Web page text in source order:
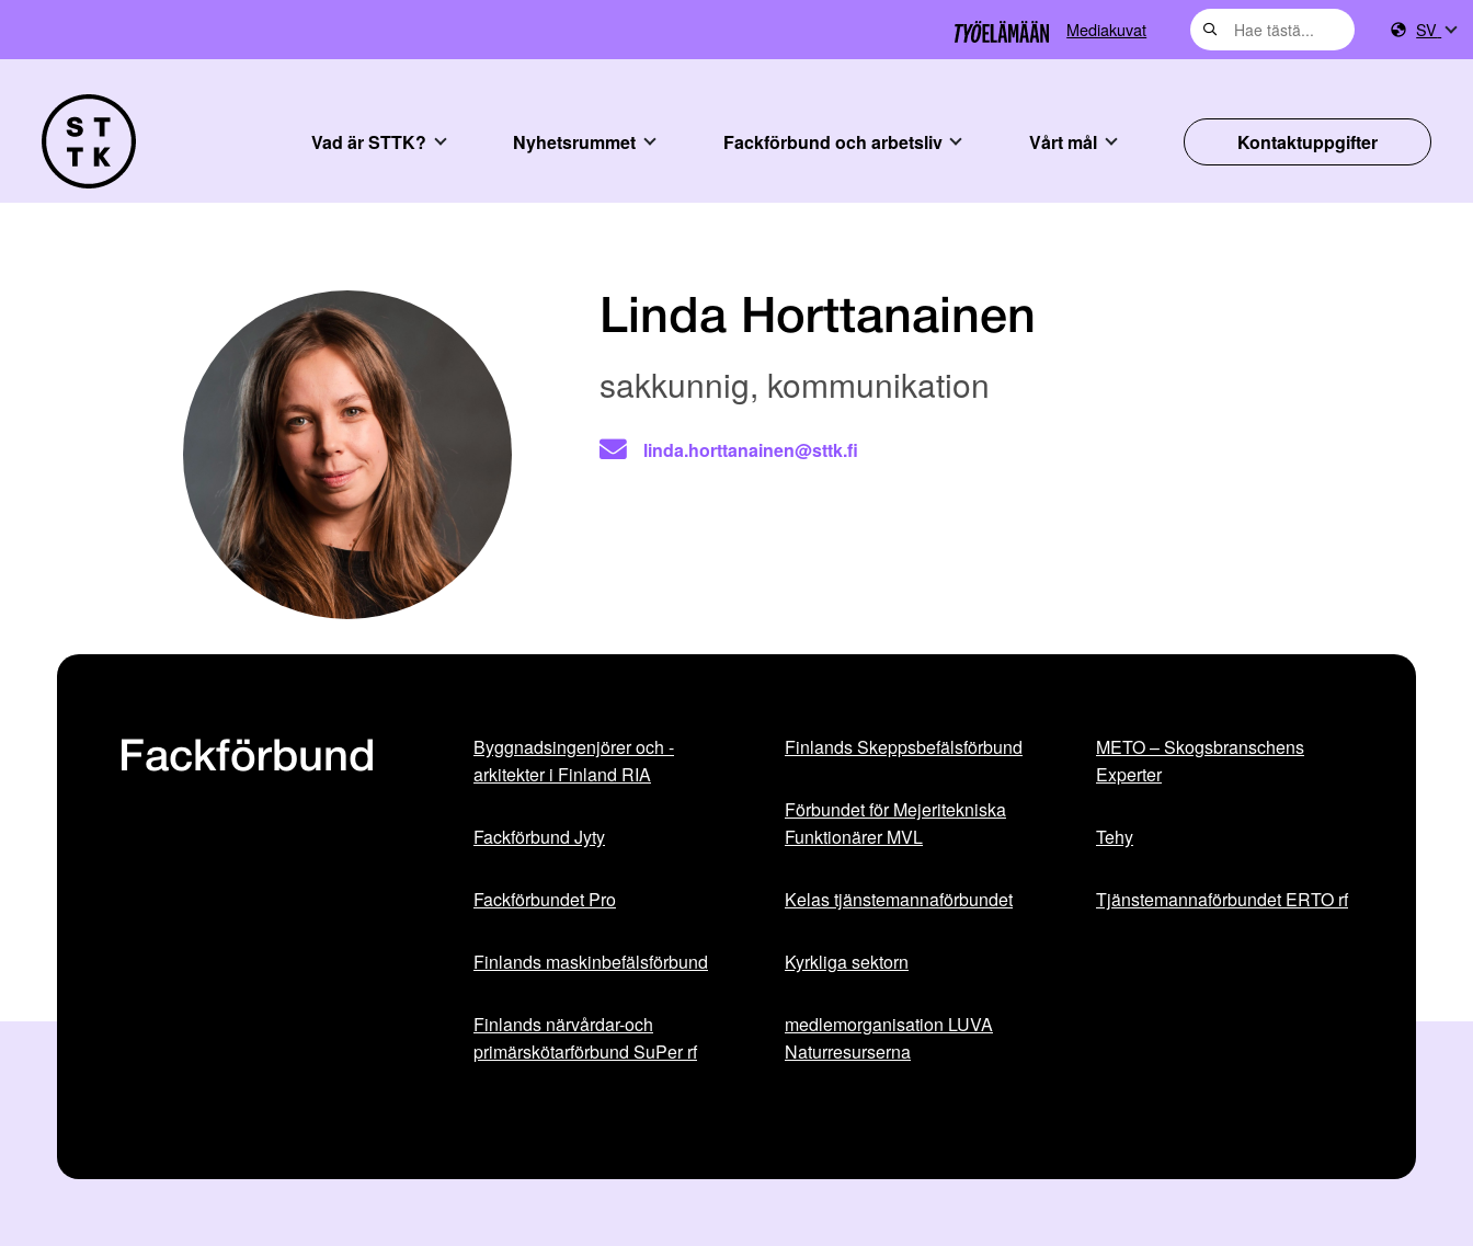
Mediakuvat SV
Vad är STTK? Nyhetsrummet Fackförbund och arbetsliv Vårt mål Kontaktuppgifter
Linda Horttanainen
sakkunnig, kommunikation
linda.horttanainen@sttk.fi
Fackförbund
Byggnadsingenjörer och -
arkitekter i Finland RIA
Fackförbund Jyty
Fackförbundet Pro
Finlands maskinbefälsförbund
Finlands närvårdar-och
primärskötarförbund SuPer rf
Finlands Skeppsbefälsförbund
Förbundet för Mejeritekniska
Funktionärer MVL
Kelas tjänstemannaförbundet
Kyrkliga sektorn
medlemorganisation LUVA
Naturresurserna
METO – Skogsbranschens
Experter
Tehy
Tjänstemannaförbundet ERTO rf